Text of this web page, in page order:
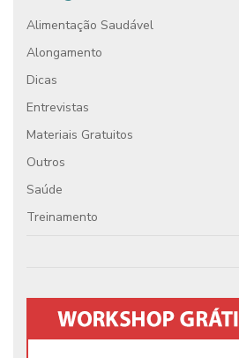
Alimentação Saudável
Alongamento
Dicas
Entrevistas
Materiais Gratuitos
Outros
Saúde
Treinamento